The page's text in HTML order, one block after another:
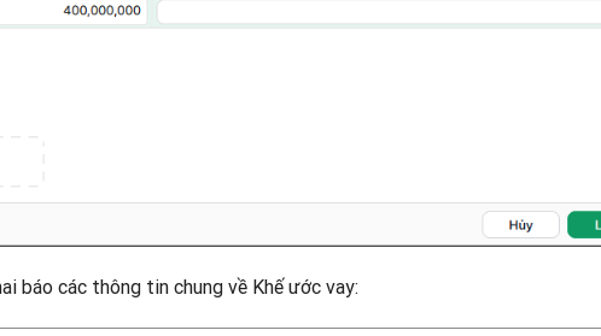
báo các thông tin chung về Khế ước vay: